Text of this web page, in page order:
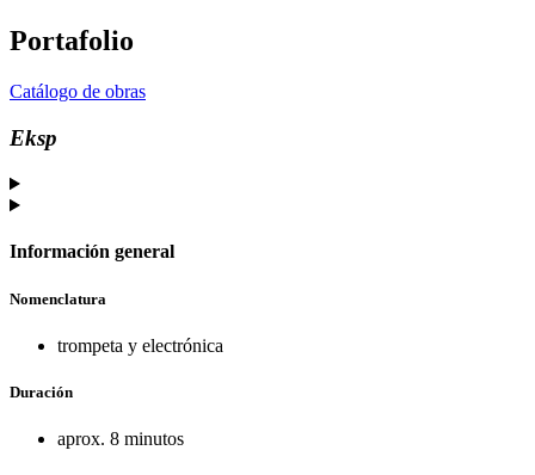
Portafolio
Catálogo de obras
Eksp
Información general
Nomenclatura
trompeta y electrónica
Duración
aprox. 8 minutos